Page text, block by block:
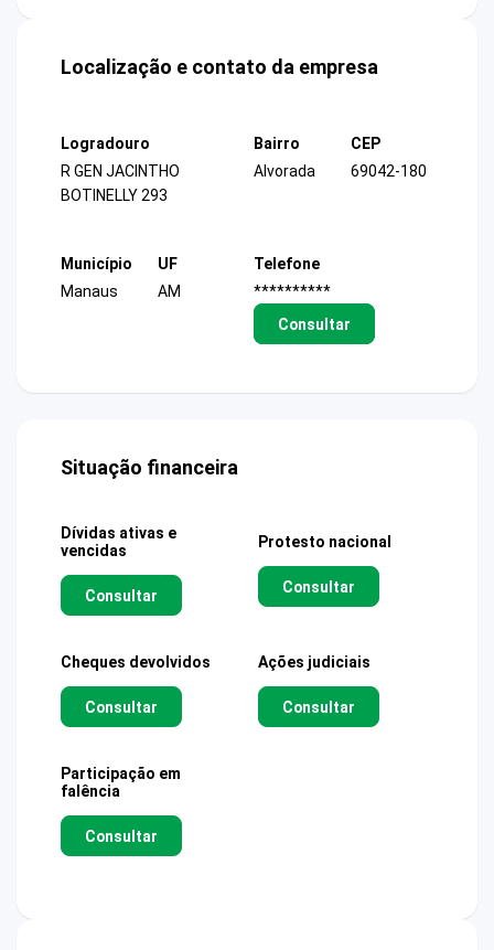
Localização e contato da empresa
Logradouro
R GEN JACINTHO
BOTINELLY 293
Bairro
Alvorada
CEP
69042-180
Município
Manaus
UF
AM
Telefone
**********
Consultar
Situação financeira
Dívidas ativas e
vencidas
Consultar
Protesto nacional
Consultar
Cheques devolvidos
Consultar
Ações judiciais
Consultar
Participação em
falência
Consultar